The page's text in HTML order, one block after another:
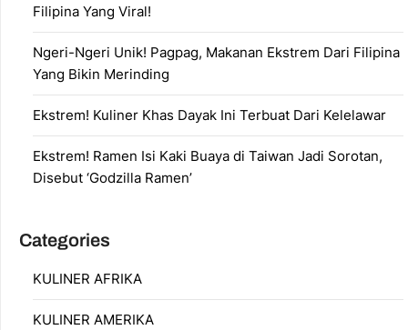
Filipina Yang Viral!
Ngeri-Ngeri Unik! Pagpag, Makanan Ekstrem Dari Filipina
Yang Bikin Merinding
Ekstrem! Kuliner Khas Dayak Ini Terbuat Dari Kelelawar
Ekstrem! Ramen Isi Kaki Buaya di Taiwan Jadi Sorotan,
Disebut ‘Godzilla Ramen’
Categories
KULINER AFRIKA
KULINER AMERIKA